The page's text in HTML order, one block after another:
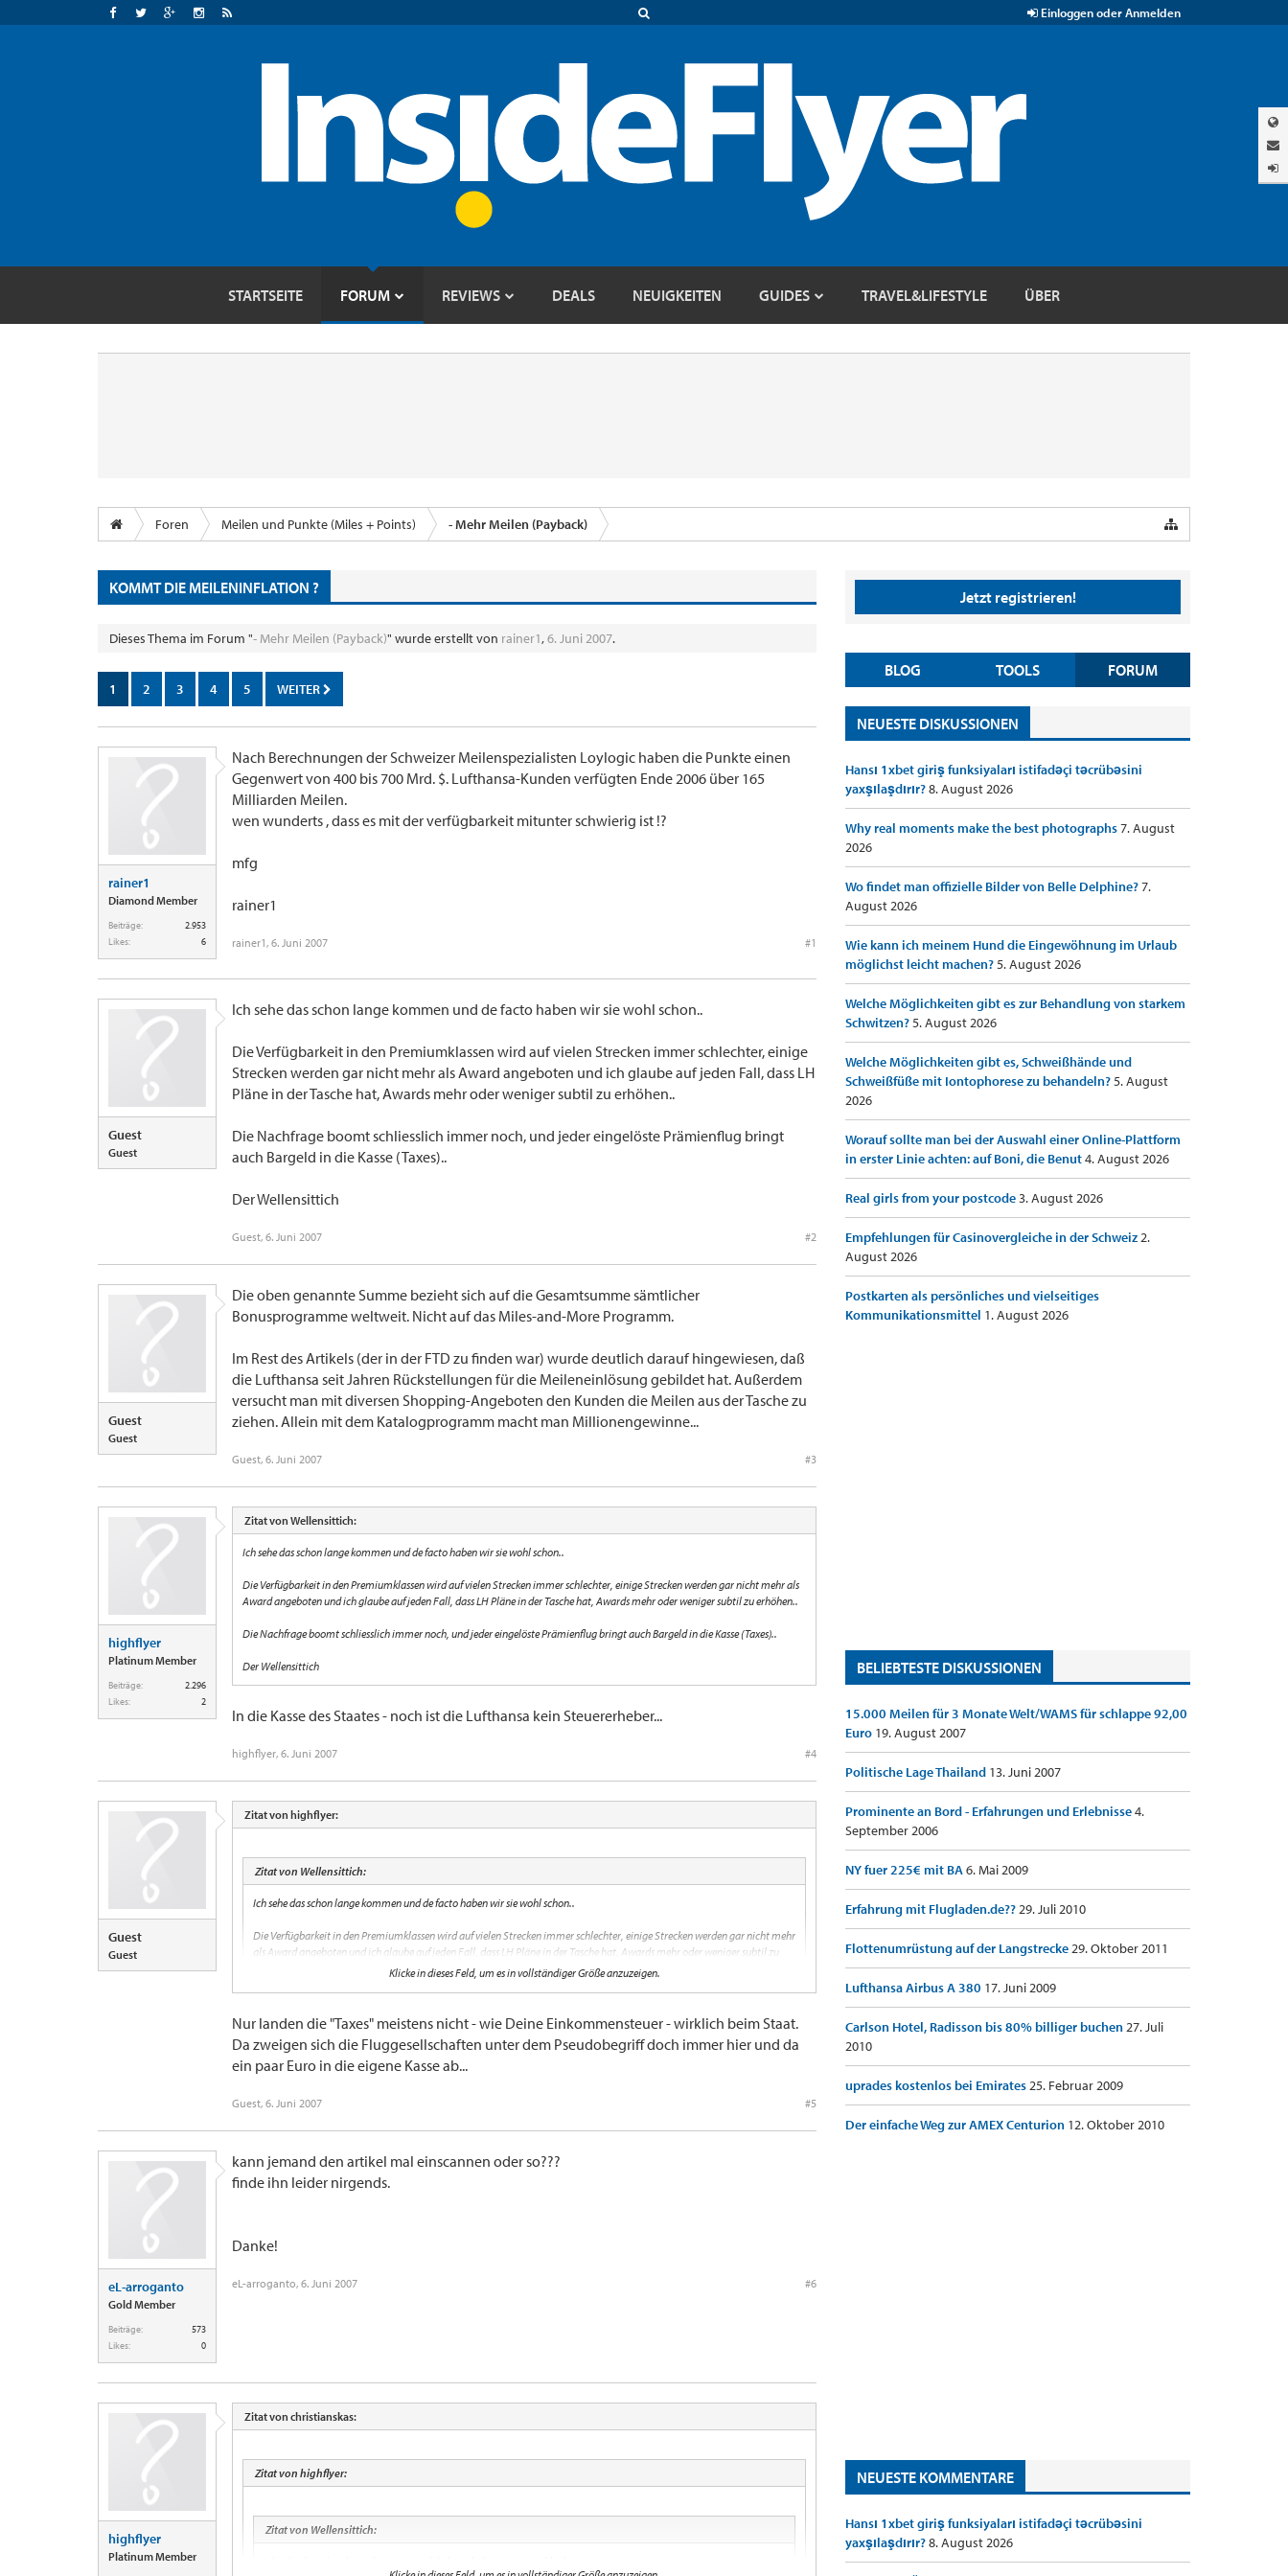
Einloggen oder Anmelden
STARTSEITE FORUM REVIEWS DEALS NEUIGKEITEN GUIDES TRAVEL&LIFESTYLE ÜBER
Foren Meilen und Punkte (Miles + Points) - Mehr Meilen (Payback)
KOMMT DIE MEILENINFLATION ?
Dieses Thema im Forum "- Mehr Meilen (Payback)" wurde erstellt von rainer1,6. Juni 2007.
1 2 3 4 5 WEITER
rainer1
Diamond Member
Beiträge:
2.953
Likes:
6
Nach Berechnungen der Schweizer Meilenspezialisten Loylogic haben die Punkte einen
Gegenwert von 400 bis 700 Mrd. $. Lufthansa-Kunden verfügten Ende 2006 über 165
Milliarden Meilen.
wen wunderts , dass es mit der verfügbarkeit mitunter schwierig ist !?
mfg
rainer1
rainer1, 6. Juni 2007 #1
Guest
Guest
Ich sehe das schon lange kommen und de facto haben wir sie wohl schon..
Die Verfügbarkeit in den Premiumklassen wird auf vielen Strecken immer schlechter, einige
Strecken werden gar nicht mehr als Award angeboten und ich glaube auf jeden Fall, dass LH
Pläne in der Tasche hat, Awards mehr oder weniger subtil zu erhöhen..
Die Nachfrage boomt schliesslich immer noch, und jeder eingelöste Prämienflug bringt
auch Bargeld in die Kasse (Taxes)..
Der Wellensittich
Guest, 6. Juni 2007 #2
Guest
Guest
Die oben genannte Summe bezieht sich auf die Gesamtsumme sämtlicher
Bonusprogramme weltweit. Nicht auf das Miles-and-More Programm.
Im Rest des Artikels (der in der FTD zu finden war) wurde deutlich darauf hingewiesen, daß
die Lufthansa seit Jahren Rückstellungen für die Meileneinlösung gebildet hat. Außerdem
versucht man mit diversen Shopping-Angeboten den Kunden die Meilen aus der Tasche zu
ziehen. Allein mit dem Katalogprogramm macht man Millionengewinne...
Guest, 6. Juni 2007 #3
highflyer
Platinum Member
Beiträge:
2.296
Likes:
2
Zitat von Wellensittich:
Ich sehe das schon lange kommen und de facto haben wir sie wohl schon..
Die Verfügbarkeit in den Premiumklassen wird auf vielen Strecken immer schlechter, einige Strecken werden gar nicht mehr als
Award angeboten und ich glaube auf jeden Fall, dass LH Pläne in der Tasche hat, Awards mehr oder weniger subtil zu erhöhen..
Die Nachfrage boomt schliesslich immer noch, und jeder eingelöste Prämienflug bringt auch Bargeld in die Kasse (Taxes)..
Der Wellensittich
In die Kasse des Staates - noch ist die Lufthansa kein Steuererheber...
highflyer, 6. Juni 2007 #4
Guest
Guest
Zitat von highflyer:
Zitat von Wellensittich:
Ich sehe das schon lange kommen und de facto haben wir sie wohl schon..
Die Verfügbarkeit in den Premiumklassen wird auf vielen Strecken immer schlechter, einige Strecken werden gar nicht mehr
als Award angeboten und ich glaube auf jeden Fall, dass LH Pläne in der Tasche hat, Awards mehr oder weniger subtil zu
Der Wellensittich Klicke in dieses Feld, um es in vollständiger Größe anzuzeigen.
In die Kasse des Staates - noch ist die Lufthansa kein Steuererheber...
Klicke in dieses Feld, um es in vollständiger Größe anzuzeigen.
Nur landen die "Taxes" meistens nicht - wie Deine Einkommensteuer - wirklich beim Staat.
Da zweigen sich die Fluggesellschaften unter dem Pseudobegriff doch immer hier und da
ein paar Euro in die eigene Kasse ab...
Guest, 6. Juni 2007 #5
eL-arroganto
Gold Member
Beiträge:
573
Likes:
0
kann jemand den artikel mal einscannen oder so???
finde ihn leider nirgends.
Danke!
eL-arroganto, 6. Juni 2007 #6
highflyer
Platinum Member
Zitat von christianskas:
Zitat von highflyer:
Zitat von Wellensittich:
Jetzt registrieren!
BLOG TOOLS FORUM
NEUESTE DISKUSSIONEN
Hansı 1xbet giriş funksiyaları istifadəçi təcrübəsini
yaxşılaşdırır?8. August 2026
Why real moments make the best photographs7. August
2026
Wo findet man offizielle Bilder von Belle Delphine?7.
August 2026
Wie kann ich meinem Hund die Eingewöhnung im Urlaub
möglichst leicht machen?5. August 2026
Welche Möglichkeiten gibt es zur Behandlung von starkem
Schwitzen?5. August 2026
Welche Möglichkeiten gibt es, Schweißhände und
Schweißfüße mit Iontophorese zu behandeln?5. August
2026
Worauf sollte man bei der Auswahl einer Online-Plattform
in erster Linie achten: auf Boni, die Benut4. August 2026
Real girls from your postcode3. August 2026
Empfehlungen für Casinovergleiche in der Schweiz2.
August 2026
Postkarten als persönliches und vielseitiges
Kommunikationsmittel 1. August 2026
BELIEBTESTE DISKUSSIONEN
15.000 Meilen für 3 Monate Welt/WAMS für schlappe 92,00
Euro 19. August 2007
Politische Lage Thailand 13. Juni 2007
Prominente an Bord - Erfahrungen und Erlebnisse4.
September 2006
NY fuer 225€ mit BA6. Mai 2009
Erfahrung mit Flugladen.de??29. Juli 2010
Flottenumrüstung auf der Langstrecke29. Oktober 2011
Lufthansa Airbus A 380 17. Juni 2009
Carlson Hotel, Radisson bis 80% billiger buchen27. Juli
2010
uprades kostenlos bei Emirates25. Februar 2009
Der einfache Weg zur AMEX Centurion 12. Oktober 2010
NEUESTE KOMMENTARE
Hansı 1xbet giriş funksiyaları istifadəçi təcrübəsini
yaxşılaşdırır?8. August 2026